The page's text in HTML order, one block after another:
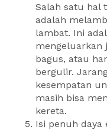
Salah satu hal
adalah
lambat. Ini
mengeluarkan
bagus, atau
bergulir.
kesempatan
masih bisa
kereta.
Isi penuh